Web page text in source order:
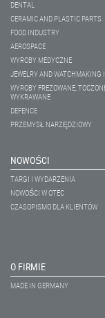
DENTAL
CERAMIC AND PLASTIC PARTS
FOOD INDUSTRY
AEROSPACE
WYROBY MEDYCZNE
JEWELRY AND WATCHMAKING
WYROBY FREZOWANE,
WYKRAWANE
DEFENCE
PRZEMYSŁ NARZĘDZIOWY
NOWOŚCI
TARGI I WYDARZENIA
NOWOŚCI W OTEC
CZASOPISMO DLA KLIENTÓW
O FIRMIE
MADE IN GERMANY